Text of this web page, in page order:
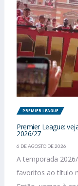
PREMIER LEAGUE
Premier League:
2026/27
6 DE AGOSTO DE 2026
A temporada
favoritos ao título